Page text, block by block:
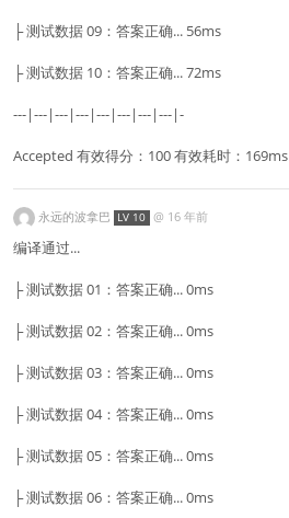
├ 测试数据 09：答案正确... 56ms
├ 测试数据 10：答案正确... 72ms
---|---|---|---|---|---|---|---|-
Accepted 有效得分：100 有效耗时：169ms
永远的波拿巴 LV 10 @ 16 年前
编译通过...
├ 测试数据 01：答案正确... 0ms
├ 测试数据 02：答案正确... 0ms
├ 测试数据 03：答案正确... 0ms
├ 测试数据 04：答案正确... 0ms
├ 测试数据 05：答案正确... 0ms
├ 测试数据 06：答案正确... 0ms